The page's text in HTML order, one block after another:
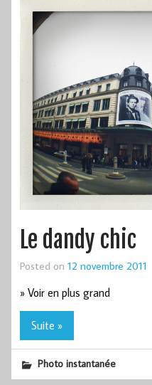
Le dandy chic
Posted on 12 novembre 2011
» Voir en plus grand
Suite »
Photo instantanée